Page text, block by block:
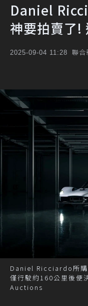
Daniel
神要拍賣了!
2025-09-04 11:28 聯合
Daniel Ricciardo所
僅行駛約160公里後
Auctions